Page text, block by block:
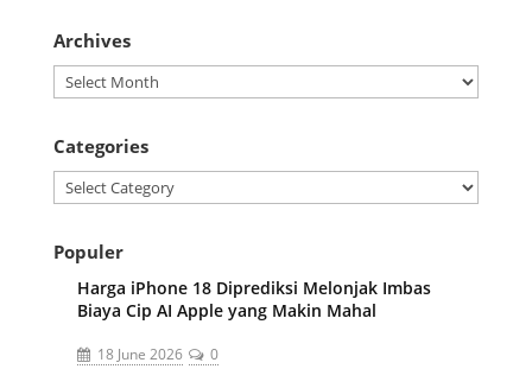
Archives
Archives
Categories
Categories
Populer
Harga iPhone 18 Diprediksi Melonjak Imbas
Biaya Cip AI Apple yang Makin Mahal
18 June 2026 0